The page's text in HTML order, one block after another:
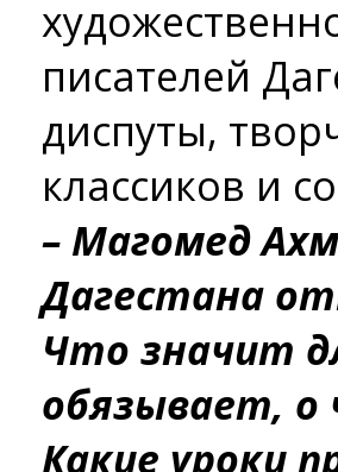
писателей
диспуты,
классиков и
– Магомед
Дагестана
Что значит
обязывает, о
Какие уроки